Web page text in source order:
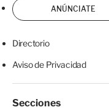
ANÚNCIATE
Directorio
Aviso de Privacidad
Secciones